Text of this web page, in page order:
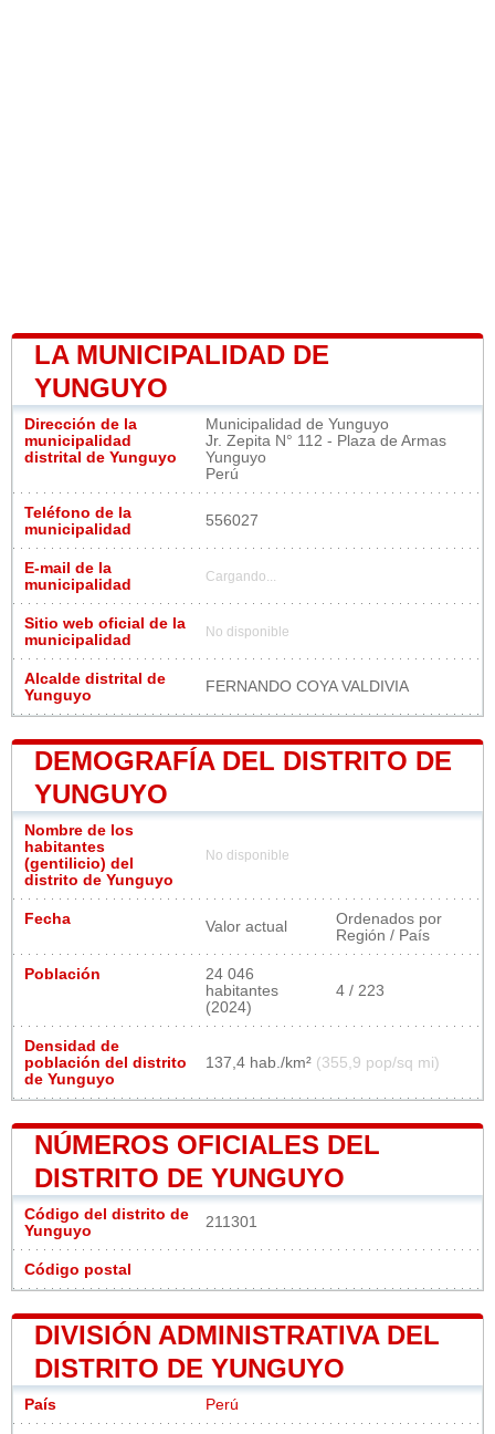
LA MUNICIPALIDAD DE
YUNGUYO
Dirección de la
municipalidad
distrital de Yunguyo
Municipalidad de Yunguyo
Jr. Zepita N° 112 - Plaza de Armas
Yunguyo
Perú
Teléfono de la
municipalidad
556027
E-mail de la
municipalidad
Cargando...
Sitio web oficial de la
municipalidad
No disponible
Alcalde distrital de
Yunguyo
FERNANDO COYA VALDIVIA
DEMOGRAFÍA DEL DISTRITO DE
YUNGUYO
Nombre de los
habitantes
(gentilicio) del
distrito de Yunguyo
No disponible
Fecha Valor actual
Ordenados por
Región / País
Población
24 046
habitantes
(2024)
4 / 223
Densidad de
población del distrito
de Yunguyo
137,4 hab./km² (355,9 pop/sq mi)
NÚMEROS OFICIALES DEL
DISTRITO DE YUNGUYO
Código del distrito de
Yunguyo
211301
Código postal
DIVISIÓN ADMINISTRATIVA DEL
DISTRITO DE YUNGUYO
País Perú